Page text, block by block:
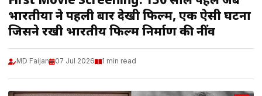
भारतीयों ने पहली बार देखी फिल्म, एक ऐसी घटना
जिसने रखी भारतीय फिल्म निर्माण की नींव
MD Faijan 07 Jul 2026 1 min read